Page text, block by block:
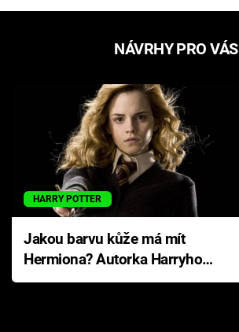
NÁVRHY PRO VÁS
HARRY POTTER
Jakou barvu kůže má mít
Hermiona? Autorka Harryho
Pottera přišla s ráznou